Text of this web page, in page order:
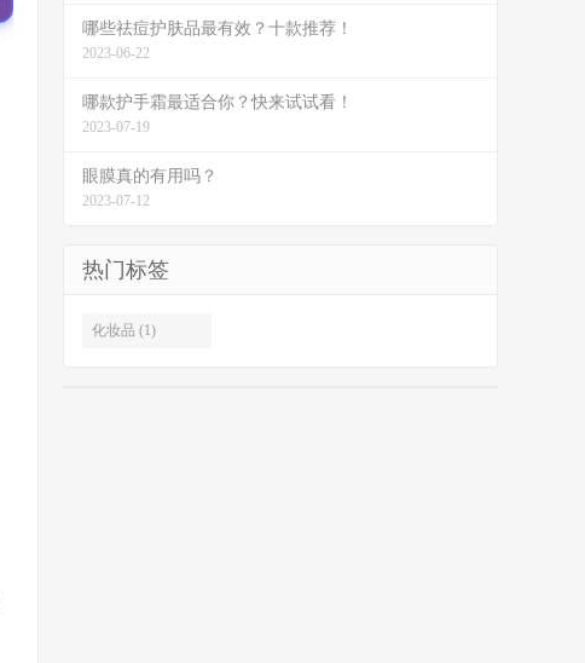
哪些祛痘护肤品最有效？十款推荐！
2023-06-22
哪款护手霜最适合你？快来试试看！
2023-07-19
眼膜真的有用吗？
2023-07-12
热门标签
化妆品 (1)